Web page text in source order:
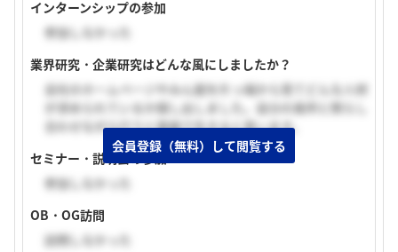
インターンシップの参加
参加しなかった
業界研究・企業研究はどんな風にしましたか？
会社のホームページやみん就を片っ端から見てどんな人材
が求められているか探し出しました。自分の長所と照らし
合わせながら行うと面接で生きると思います。
セミナー・説明会の参加
参加しなかった
OB・OG訪問
訪問しなかった
会員登録（無料）して閲覧する